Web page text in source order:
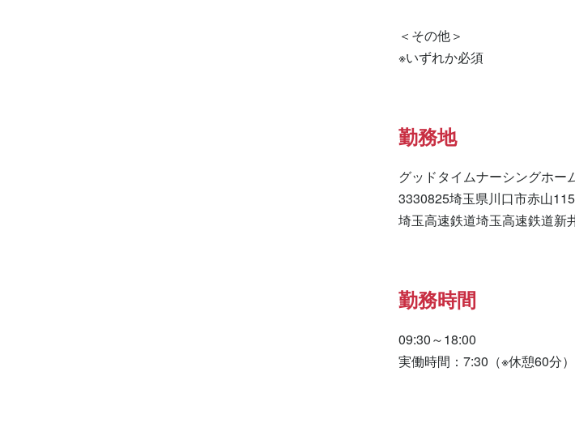
＜その他＞
※いずれか必須
勤務地
グッドタイムナーシングホー
3330825埼玉県川口市赤山
埼玉高速鉄道埼玉高速鉄道新
勤務時間
09:30～18:00
実働時間：7:30（※休憩60分）